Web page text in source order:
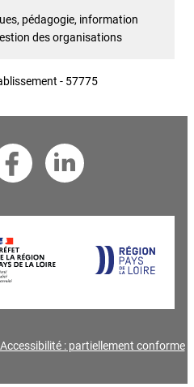
pédagogie, information
des organisations
- 57775
Accessibilité : partiellement conforme